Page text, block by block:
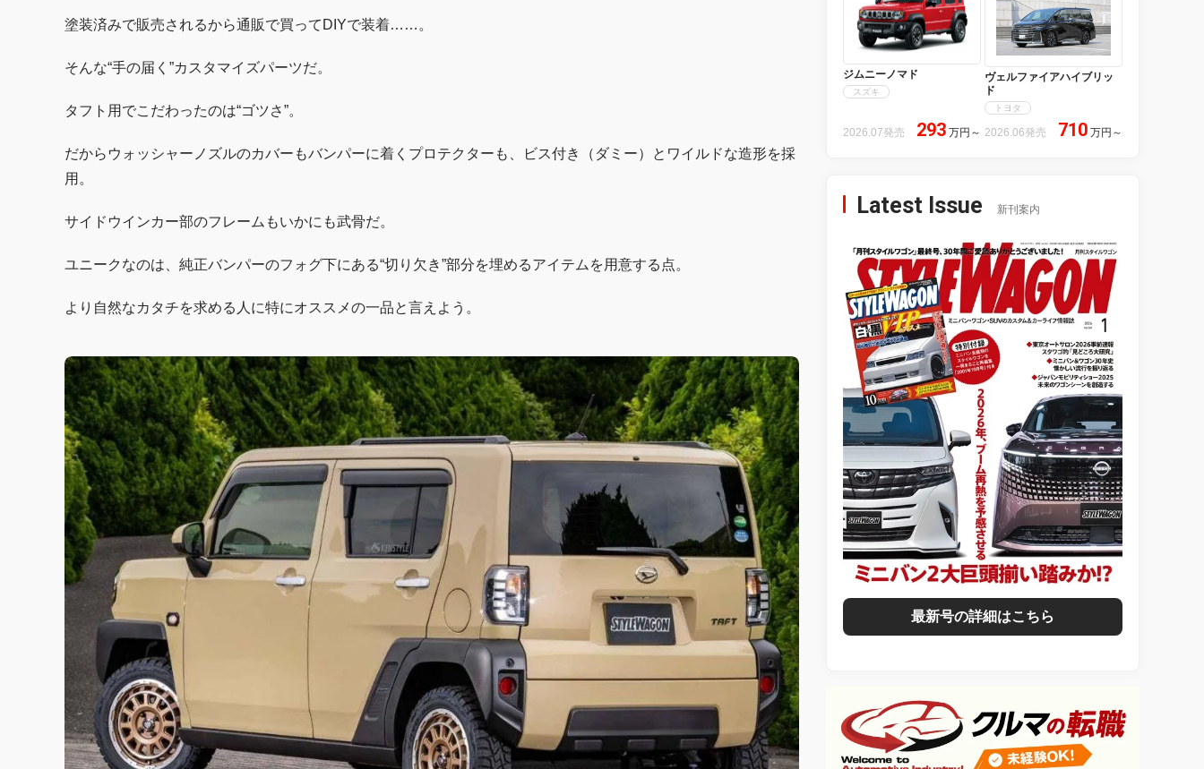
塗装済みで販売されるから通販で買ってDIYで装着……。
そんな“手の届く”カスタマイズパーツだ。
タフト用でこだわったのは“ゴツさ”。
だからウォッシャーノズルのカバーもバンパーに着くプロテクターも、ビス付き（ダミー）とワイルドな造形を採
用。
サイドウインカー部のフレームもいかにも武骨だ。
ユニークなのは、純正バンパーのフォグ下にある“切り欠き”部分を埋めるアイテムを用意する点。
より自然なカタチを求める人に特にオススメの一品と言えよう。
ジムニーノマド
スズキ
2026.07発売 293 万円 ～
ヴェルファイアハイブリッ
ド
トヨタ
2026.06発売 710 万円 ～
Latest Issue 新刊案内
最新号の詳細はこちら